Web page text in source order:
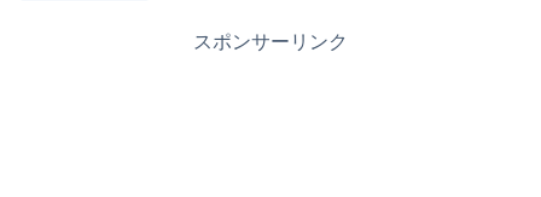
スポンサーリンク